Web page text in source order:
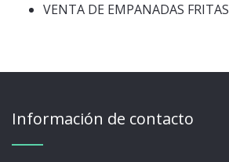
VENTA DE EMPANADAS FRITAS
Información de contacto